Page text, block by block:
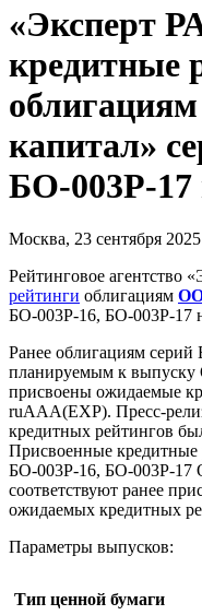
«Эксперт
кредитные
капитал»
БО-003Р-17
Москва, 23 сентября 2025
Рейтинговое агентство
рейтинги облигациям
БО-003Р-16, БО-003Р-17
Ранее облигациям
планируемым к
присвоены ожидаемые
ruAAA(EXP). Пресс-
кредитных рейтингов
Присвоенные кредитные
БО-003Р-16, БО-003Р-17
соответствуют ранее
ожидаемых кредитных
Параметры выпусков:
Тип ценной бумаги